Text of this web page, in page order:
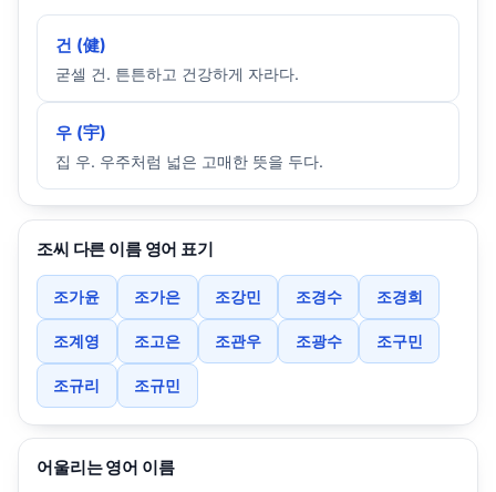
건 (健)
굳셀 건. 튼튼하고 건강하게 자라다.
우 (宇)
집 우. 우주처럼 넓은 고매한 뜻을 두다.
조씨 다른 이름 영어 표기
조가윤 조가은 조강민 조경수 조경희
조계영 조고은 조관우 조광수 조구민
조규리 조규민
어울리는 영어 이름